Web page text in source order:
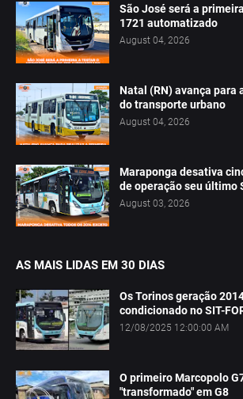
São José será a
1721 automatizado
August 04, 2026
Natal (RN) avança para
do transporte urbano
August 04, 2026
Maraponga desativa
de operação seu último
August 03, 2026
AS MAIS LIDAS EM 30 DIAS
Os Torinos geração
condicionado no SIT-
12/08/2025 12:00:00 AM
O primeiro Marcopolo
"transformado" em G8